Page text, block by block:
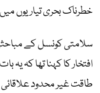
خطرناک بحری تیاریوں
سلامتی کونسل کے
افتخار کا کہنا تھا کہ
طاقت غیر محدود